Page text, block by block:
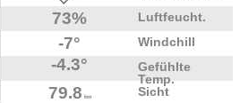
73% Luftfeucht.
-7° Windchill
-4.3°
Gefühlte
Temp.
79.8 km Sicht